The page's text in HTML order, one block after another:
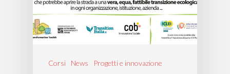
Corsi News Progetti e innovazione